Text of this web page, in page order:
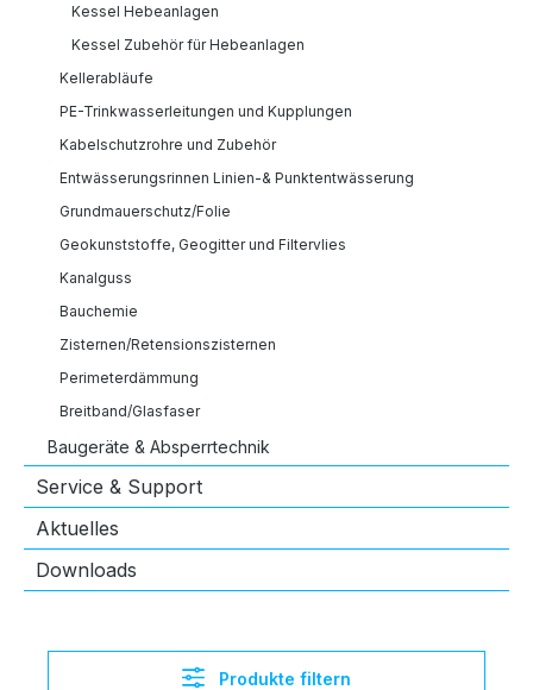
Kessel Hebeanlagen
Kessel Zubehör für Hebeanlagen
Kellerabläufe
PE-Trinkwasserleitungen und Kupplungen
Kabelschutzrohre und Zubehör
Entwässerungsrinnen Linien-& Punktentwässerung
Grundmauerschutz/Folie
Geokunststoffe, Geogitter und Filtervlies
Kanalguss
Bauchemie
Zisternen/Retensionszisternen
Perimeterdämmung
Breitband/Glasfaser
Baugeräte & Absperrtechnik
Service & Support
Aktuelles
Downloads
Produkte filtern